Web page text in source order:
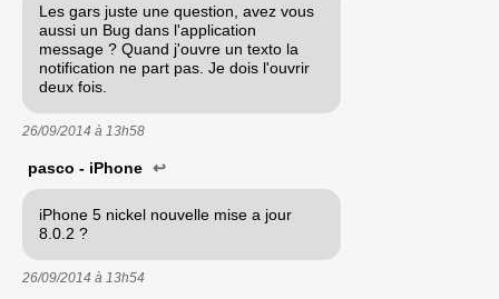
Les gars juste une question, avez vous
aussi un Bug dans l'application
message ? Quand j'ouvre un texto la
notification ne part pas. Je dois l'ouvrir
deux fois.
26/09/2014 à 13h58
pasco - iPhone ↩
iPhone 5 nickel nouvelle mise a jour
8.0.2 ?
26/09/2014 à 13h54